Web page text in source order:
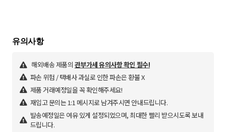
유의사항
해외배송 제품의 관부가세 유의사항 확인 필수!
파손 위험 / 택배사 과실로 인한 파손은 환불 X
제품 거래예정일을 꼭 확인해주세요!
재입고 문의는 1:1 메시지로 남겨주시면 안내드립니다.
발송예정일은 여유 있게 설정되었으며, 최대한 빨리 받으시도록 보내
드립니다.